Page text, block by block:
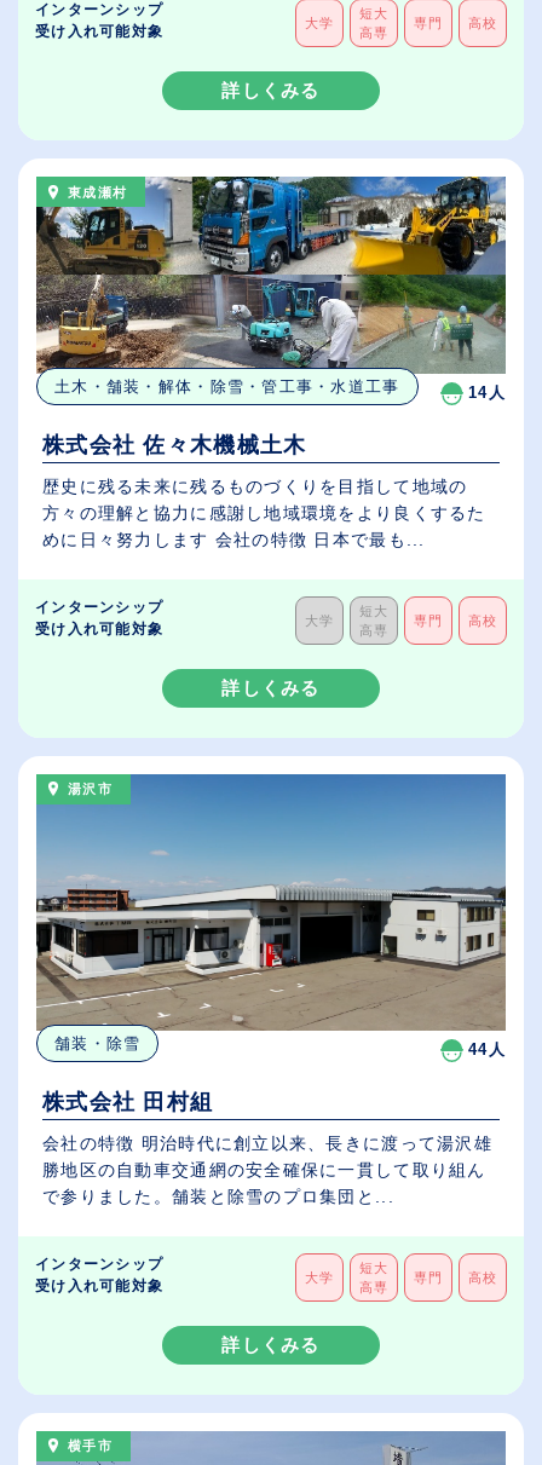
インターンシップ
受け入れ可能対象
大学
短大
高専
専門 高校
詳しくみる
東成瀬村
土木・舗装・解体・除雪・管工事・水道工事 14人
株式会社 佐々木機械土木
歴史に残る未来に残るものづくりを目指して地域の
方々の理解と協力に感謝し地域環境をより良くするた
めに日々努力します 会社の特徴 日本で最も...
インターンシップ
受け入れ可能対象
大学
短大
高専
専門 高校
詳しくみる
湯沢市
舗装・除雪 44人
株式会社 田村組
会社の特徴 明治時代に創立以来、長きに渡って湯沢雄
勝地区の自動車交通網の安全確保に一貫して取り組ん
で参りました。舗装と除雪のプロ集団と...
インターンシップ
受け入れ可能対象
大学
短大
高専
専門 高校
詳しくみる
横手市